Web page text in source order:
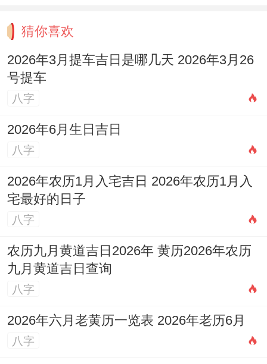
猜你喜欢
2026年3月提车吉日是哪几天 2026年3月26
号提车
八字
2026年6月生日吉日
八字
2026年农历1月入宅吉日 2026年农历1月入
宅最好的日子
八字
农历九月黄道吉日2026年 黄历2026年农历
九月黄道吉日查询
八字
2026年六月老黄历一览表 2026年老历6月
八字